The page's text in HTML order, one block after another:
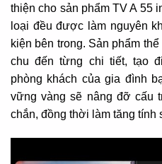
thiện cho sản phẩm TV A 55
loại đều được làm nguyên
kiện bên trong. Sản phẩm
chu đến từng chi tiết, tạo
phòng khách của gia đình
vững vàng sẽ nâng đỡ cấu
chắn, đồng thời làm tăng tính